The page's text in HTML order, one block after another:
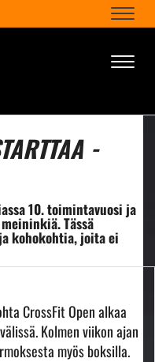
-
10. toimintavuosi ja
Tässä
kohokohtia, joita ei
CrossFit Open alkaa
Kolmen viikon ajan
myös boksilla.